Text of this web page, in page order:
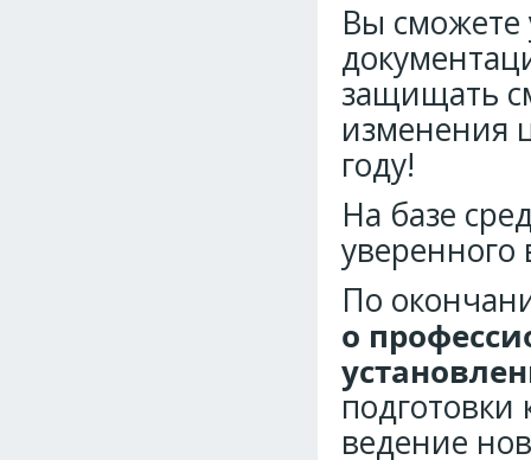
Вы сможете
защищать
изменения
году!
На базе
По
о
подготовки
ведение